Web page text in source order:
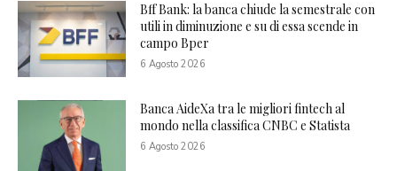
Bff Bank: la banca chiude la semestrale con
utili in diminuzione e su di essa scende in
campo Bper
6 Agosto 2026
Banca AideXa tra le migliori fintech al
mondo nella classifica CNBC e Statista
6 Agosto 2026